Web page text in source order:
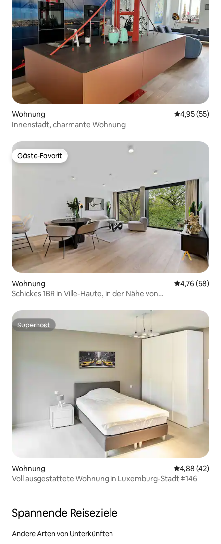
Wohnung
4,95 (55)
Innenstadt, charmante Wohnung
Gäste-Favorit
Gäste-Favorit
Wohnung
4,76 (58)
Schickes 1BR in Ville-Haute, in der Nähe von
Superhost
Superhost
Wohnung
4,88 (42)
Voll ausgestattete Wohnung in Luxemburg-Stadt #146
Spannende Reiseziele
Andere Arten von Unterkünften